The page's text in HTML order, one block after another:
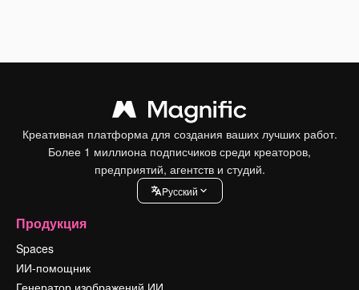
Креативная платформа для создания ваших лучших работ.
Более 1 миллиона подписчиков среди креаторов,
предприятий, агентств и студий.
Pусский
Продукция
Spaces
ИИ-помощник
Генератор изображений ИИ